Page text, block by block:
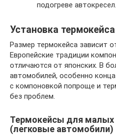
подогреве автокресел.
Установка
Размер термокейса зависит
Европейские традиции
отличаются от японских. В
автомобилей, особенно
с компоновкой попроще и
без проблем.
Термокейсы для малых
(легковые автомобили)